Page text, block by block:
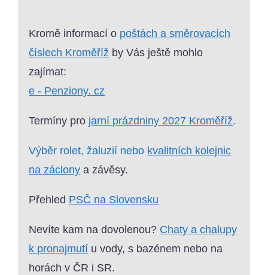
Kromě informací o poštách a směrovacích
číslech Kroměříž by Vás ještě mohlo
zajímat:
e - Penziony. cz
Termíny pro jarní prázdniny 2027 Kroměříž.
Výběr rolet, žaluzií nebo kvalitních kolejnic
na záclony a závěsy.
Přehled PSČ na Slovensku
Nevíte kam na dovolenou? Chaty a chalupy
k pronajmutí u vody, s bazénem nebo na
horách v ČR i SR.